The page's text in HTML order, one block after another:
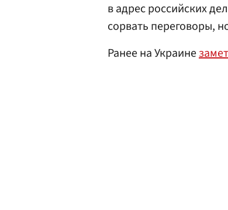
в адрес российских
сорвать переговоры,
Ранее на Украине